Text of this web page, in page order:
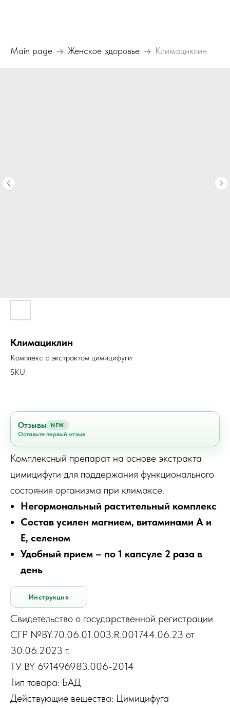
Main page Женское здоровье Климациклин
Климациклин
Комплекс с экстрактом цимицифуги
SKU:
Отзывы NEW
Оставьте первый отзыв
Комплексный препарат на основе экстракта
цимицифуги для поддержания функционального
состояния организма при климаксе.
Негормональный растительный комплекс
Состав усилен магнием, витаминами А и
Е, селеном
Удобный прием – по 1 капсуле 2 раза в
день
Инструкция
Свидетельство о государственной регистрации
СГР №BY.70.06.01.003.R.001744.06.23 от
30.06.2023 г.
ТУ BY 691496983.006-2014
Тип товара: БАД
Действующие вещества: Цимицифуга